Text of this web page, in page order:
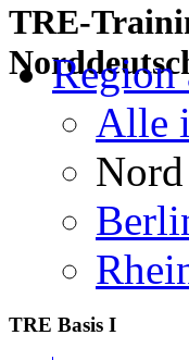
TRE-
Region
Alle
Nord
TRE Basis I